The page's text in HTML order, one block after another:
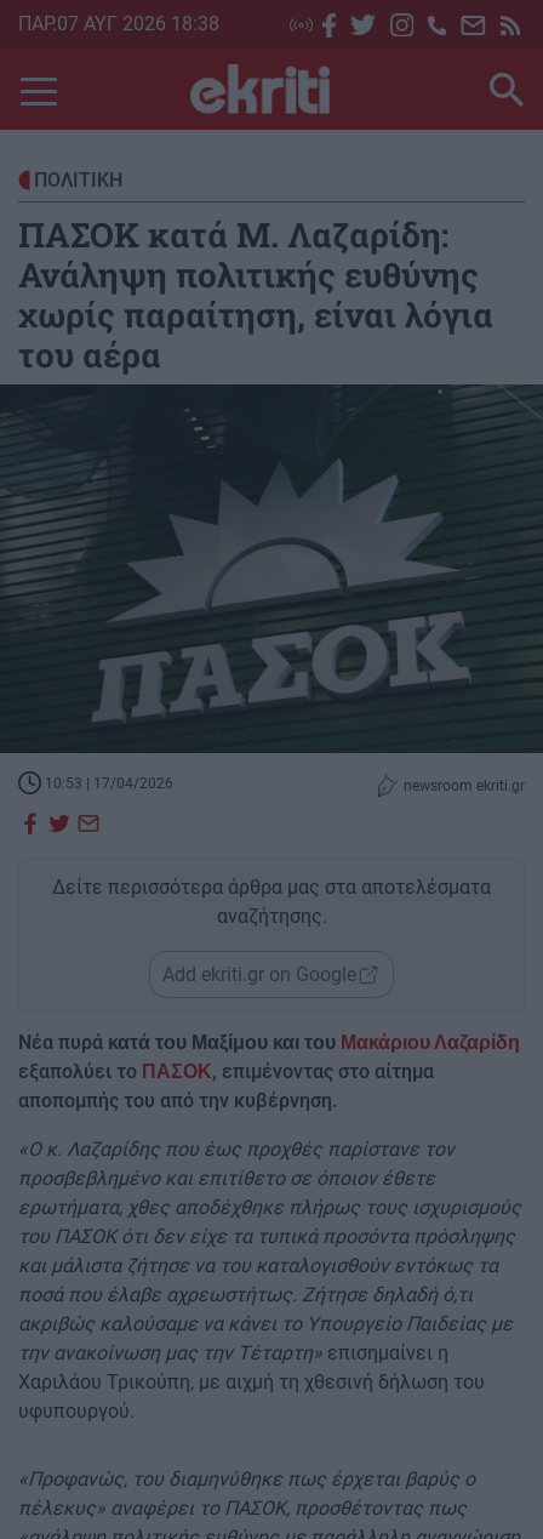
Skip
main
content
ΠΑΡ.07 ΑΥΓ 2026 18:38
ΠΟΛΙΤΙΚΗ
ΠΑΣΟΚ κατά Μ. Λαζαρίδη:
Ανάληψη πολιτικής ευθύνης
χωρίς παραίτηση, είναι λόγια
του αέρα
10:53 | 17/04/2026 newsroom ekriti.gr
Δείτε περισσότερα άρθρα μας στα αποτελέσματα
αναζήτησης.
Add ekriti.gr on Google
Νέα πυρά κατά του Μαξίμου και του Μακάριου Λαζαρίδη
εξαπολύει το ΠΑΣΟΚ, επιμένοντας στο αίτημα
αποπομπής του από την κυβέρνηση.
«Ο κ. Λαζαρίδης που έως προχθές παρίστανε τον
προσβεβλημένο και επιτίθετο σε όποιον έθετε
ερωτήματα, χθες αποδέχθηκε πλήρως τους ισχυρισμούς
του ΠΑΣΟΚ ότι δεν είχε τα τυπικά προσόντα πρόσληψης
και μάλιστα ζήτησε να του καταλογισθούν εντόκως τα
ποσά που έλαβε αχρεωστήτως. Ζήτησε δηλαδή ό,τι
ακριβώς καλούσαμε να κάνει το Υπουργείο Παιδείας με
την ανακοίνωση μας την Τέταρτη» επισημαίνει η
Χαριλάου Τρικούπη, με αιχμή τη χθεσινή δήλωση του
υφυπουργού.
«Προφανώς, του διαμηνύθηκε πως έρχεται βαρύς ο
πέλεκυς» αναφέρει το ΠΑΣΟΚ, προσθέτοντας πως